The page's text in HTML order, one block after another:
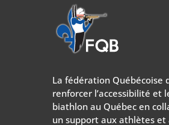
La fédération Québécoise
renforcer l’accessibilité
biathlon au Québec en
un support aux athlètes